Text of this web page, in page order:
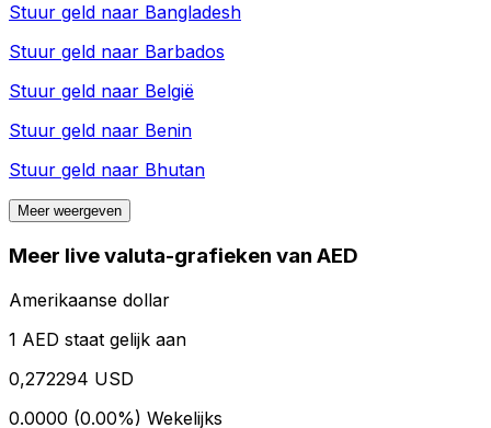
Stuur geld naar Bangladesh
Stuur geld naar Barbados
Stuur geld naar België
Stuur geld naar Benin
Stuur geld naar Bhutan
Meer weergeven
Meer live valuta-grafieken van AED
Amerikaanse dollar
1 AED staat gelijk aan
0,272294 USD
0.0000 (0.00%) Wekelijks